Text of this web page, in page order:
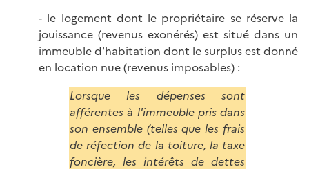
- le logement dont le propriétaire se réserve la
jouissance (revenus exonérés) est situé dans un
immeuble d'habitation dont le surplus est donné
en location nue (revenus imposables) :
Lorsque les dépenses sont
afférentes à l'immeuble pris dans
son ensemble (telles que les frais
de réfection de la toiture, la taxe
foncière, les intérêts de dettes